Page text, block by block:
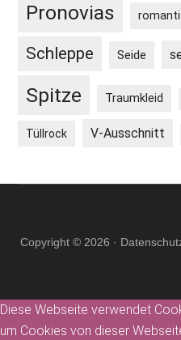
Pronovias
Schleppe Seide
Spitze Traumkleid
Tüllrock V-Ausschnitt
Copyright © 2026 ·
Diese Webseite verwendet
um Cookies von dieser